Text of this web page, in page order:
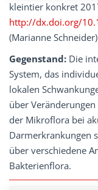
kleintier konkret
http://dx.doi.org/
(Marianne Schneider)
Gegenstand: Die
System, das
lokalen
über Veränderungen
der Mikroflora bei
Darmerkrankungen
über verschiedene
Bakterienflora.